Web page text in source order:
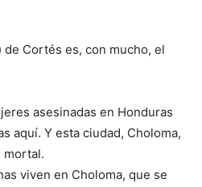
Cortés es, con mucho, el
asesinadas en Honduras
aquí. Y esta ciudad, Choloma,
mortal.
viven en Choloma, que se